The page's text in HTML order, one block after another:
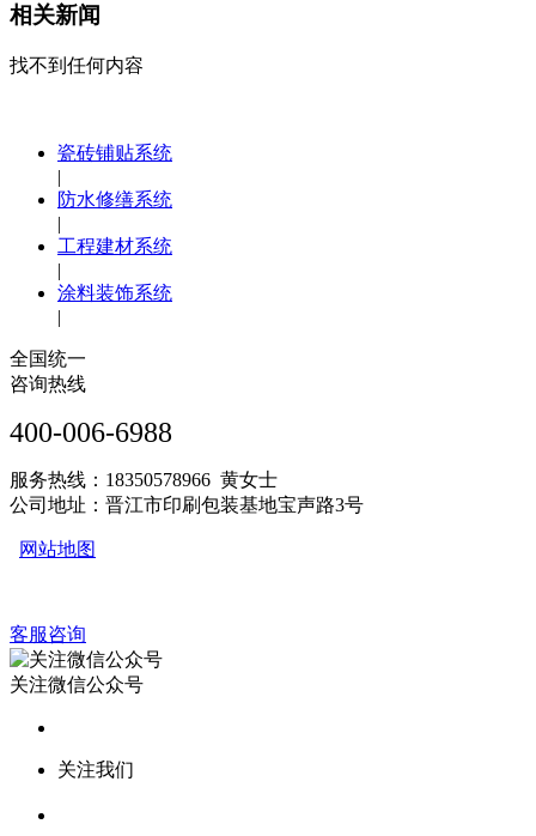
相关新闻
找不到任何内容
瓷砖铺贴系统
|
防水修缮系统
|
工程建材系统
|
涂料装饰系统
|
全国统一
咨询热线
400-006-6988
服务热线：18350578966 黄女士
公司地址：晋江市印刷包装基地宝声路3号
网站地图
客服咨询
关注微信公众号
关注我们